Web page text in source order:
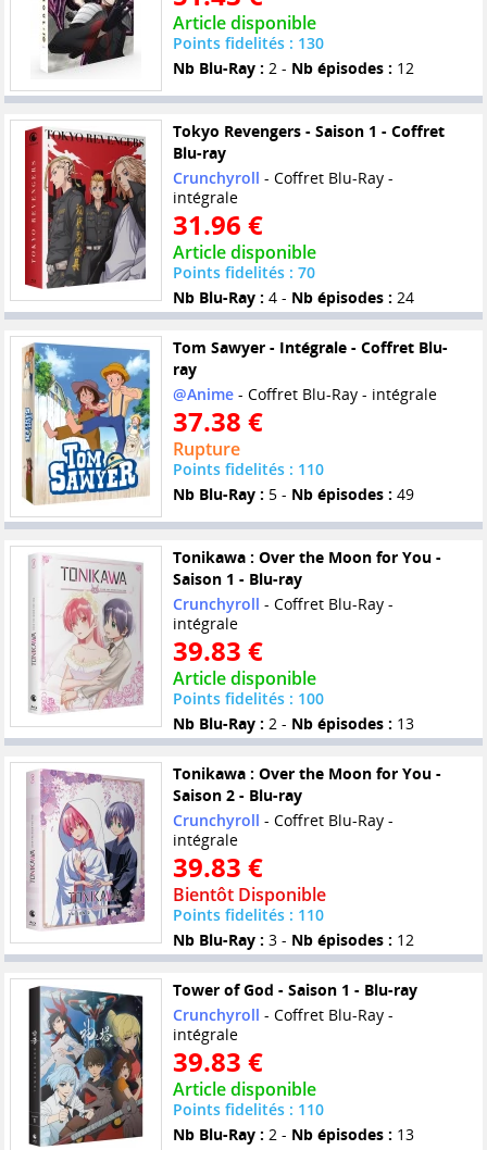
Article disponible
Points fidelités : 130
Nb Blu-Ray : 2 - Nb épisodes : 12
Tokyo Revengers - Saison 1 - Coffret
Blu-ray
Crunchyroll - Coffret Blu-Ray -
intégrale
31.96 €
Article disponible
Points fidelités : 70
Nb Blu-Ray : 4 - Nb épisodes : 24
Tom Sawyer - Intégrale - Coffret Blu-
ray
@Anime- Coffret Blu-Ray - intégrale
37.38 €
Rupture
Points fidelités : 110
Nb Blu-Ray : 5 - Nb épisodes : 49
Tonikawa : Over the Moon for You -
Saison 1 - Blu-ray
Crunchyroll - Coffret Blu-Ray -
intégrale
39.83 €
Article disponible
Points fidelités : 100
Nb Blu-Ray : 2 - Nb épisodes : 13
Tonikawa : Over the Moon for You -
Saison 2 - Blu-ray
Crunchyroll - Coffret Blu-Ray -
intégrale
39.83 €
Bientôt Disponible
Points fidelités : 110
Nb Blu-Ray : 3 - Nb épisodes : 12
Tower of God - Saison 1 - Blu-ray
Crunchyroll - Coffret Blu-Ray -
intégrale
39.83 €
Article disponible
Points fidelités : 110
Nb Blu-Ray : 2 - Nb épisodes : 13